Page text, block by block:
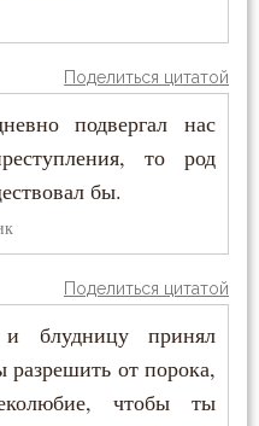
Поделиться цитатой
подвергал нас
то род
бы.
Поделиться цитатой
блудницу принял
разрешить от порока,
чтобы ты